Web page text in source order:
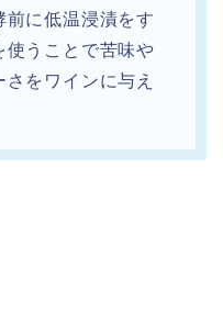
前に低温浸漬をす
使うことで苦味や
をワインに与え